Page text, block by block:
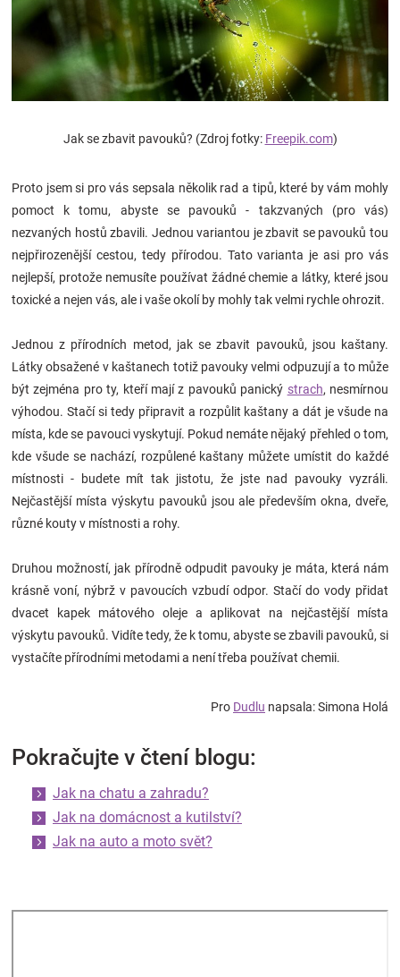
Těhotenské
oblečení
Blog
Hračkářství
Jak se zbavit pavouků? (Zdroj fotky: Freepik.com)
Proto jsem si pro vás sepsala několik rad a tipů, které by vám mohly
pomoct k tomu, abyste se pavouků - takzvaných (pro vás)
nezvaných hostů zbavili. Jednou variantou je zbavit se pavouků tou
nejpřirozenější cestou, tedy přírodou. Tato varianta je asi pro vás
nejlepší, protože nemusíte používat žádné chemie a látky, které jsou
toxické a nejen vás, ale i vaše okolí by mohly tak velmi rychle ohrozit.
Jednou z přírodních metod, jak se zbavit pavouků, jsou kaštany.
Látky obsažené v kaštanech totiž pavouky velmi odpuzují a to může
být zejména pro ty, kteří mají z pavouků panický strach, nesmírnou
výhodou. Stačí si tedy připravit a rozpůlit kaštany a dát je všude na
místa, kde se pavouci vyskytují. Pokud nemáte nějaký přehled o tom,
kde všude se nachází, rozpůlené kaštany můžete umístit do každé
místnosti - budete mít tak jistotu, že jste nad pavouky vyzráli.
Nejčastější místa výskytu pavouků jsou ale především okna, dveře,
různé kouty v místnosti a rohy.
Druhou možností, jak přírodně odpudit pavouky je máta, která nám
krásně voní, nýbrž v pavoucích vzbudí odpor. Stačí do vody přidat
dvacet kapek mátového oleje a aplikovat na nejčastější místa
výskytu pavouků. Vidíte tedy, že k tomu, abyste se zbavili pavouků, si
vystačíte přírodními metodami a není třeba používat chemii.
Pro Dudlu napsala: Simona Holá
Pokračujte v čtení blogu:
Jak na chatu a zahradu?
Jak na domácnost a kutilství?
Jak na auto a moto svět?